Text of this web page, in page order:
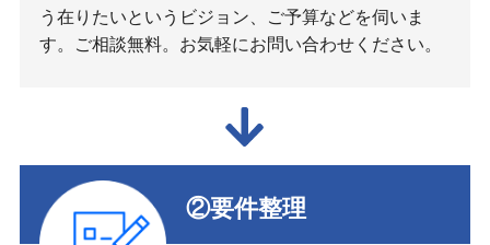
う在りたいというビジョン、ご予算などを伺いま
す。ご相談無料。お気軽にお問い合わせください。
②要件整理